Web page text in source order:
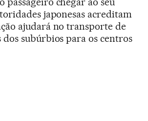
japonesas acreditam
ajudará no transporte de
dos subúrbios para os centros